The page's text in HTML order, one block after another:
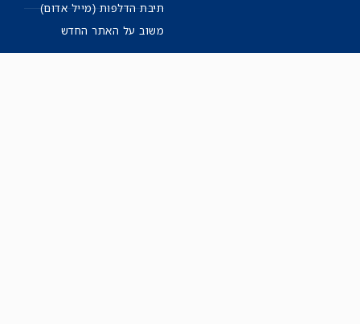
תיבת הדלפות (מייל אדום)
משוב על האתר החדש